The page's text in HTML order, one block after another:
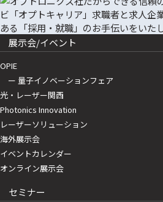
展示会/イベント
OPIE
ー 量子イノベーションフェア
光・レーザー関西
Photonics Innovation
レーザーソリューション
海外展示会
イベントカレンダー
オンライン展示会
セミナー